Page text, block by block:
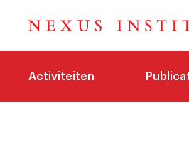
Activiteiten